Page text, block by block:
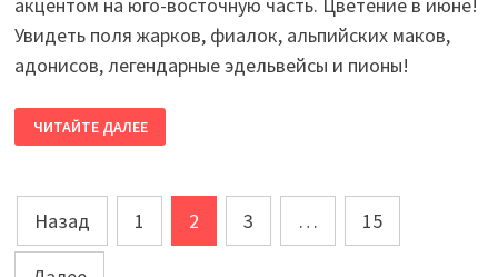
Увидеть поля жарков, фиалок, альпийских маков,
адонисов, легендарные эдельвейсы и пионы!
ЦВЕТЕНИЕ
ГОРНОГО
АЛТАЯ.
ТУР.
ЧИТАЙТЕ ДАЛЕЕ
Пагинация
записей
Назад 1 2 3 … 15